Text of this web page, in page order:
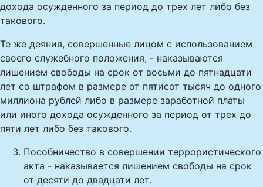
дохода осужденного за период до трех лет либо без
такового.
Те же деяния, совершенные лицом с использованием
своего служебного положения, - наказываются
лишением свободы на срок от восьми до пятнадцати
лет со штрафом в размере от пятисот тысяч до одного
миллиона рублей либо в размере заработной платы
или иного дохода осужденного за период от трех до
пяти лет либо без такового.
Пособничество в совершении террористического
акта - наказывается лишением свободы на срок
от десяти до двадцати лет.